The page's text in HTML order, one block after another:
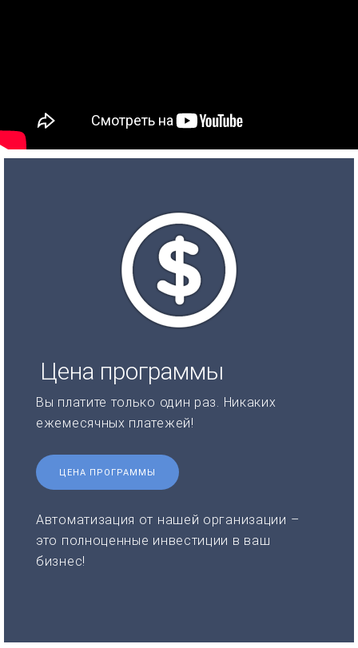
Цена программы
Вы платите только один раз. Никаких
ежемесячных платежей!
ЦЕНА ПРОГРАММЫ
Автоматизация от нашей организации –
это полноценные инвестиции в ваш
бизнес!